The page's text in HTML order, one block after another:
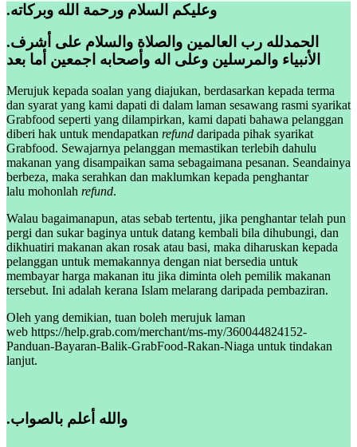
.وعليكم السلام ورحمة الله وبركاته
.الحمدلله رب العالمين والصلاة والسلام على أشرف
الأنبياء والمرسلين وعلى اله وأصحابه اجمعين أما بعد
Merujuk kepada soalan yang diajukan, berdasarkan kepada terma
dan syarat yang kami dapati di dalam laman sesawang rasmi syarikat
Grabfood seperti yang dilampirkan, kami dapati bahawa pelanggan
diberi hak untuk mendapatkan refund daripada pihak syarikat
Grabfood. Sewajarnya pelanggan memastikan terlebih dahulu
makanan yang disampaikan sama sebagaimana pesanan. Seandainya
berbeza, maka serahkan dan maklumkan kepada penghantar
lalu mohonlah refund.
Walau bagaimanapun, atas sebab tertentu, jika penghantar telah pun
pergi dan sukar baginya untuk datang kembali bila dihubungi, dan
dikhuatiri makanan akan rosak atau basi, maka diharuskan kepada
pelanggan untuk memakannya dengan niat bersedia untuk
membayar harga makanan itu jika diminta oleh pemilik makanan
tersebut. Ini adalah kerana Islam melarang daripada pembaziran.
Oleh yang demikian, tuan boleh merujuk laman
web https://help.grab.com/merchant/ms-my/360044824152-
Panduan-Bayaran-Balik-GrabFood-Rakan-Niaga untuk tindakan
lanjut.
.والله أعلم بالصواب